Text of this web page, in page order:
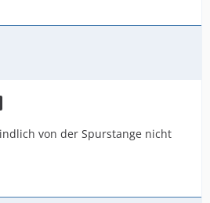
von der Spurstange nicht